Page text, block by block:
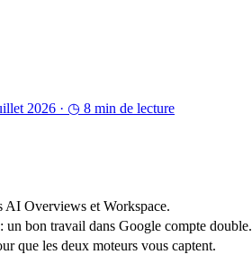
2026 · ◷ 8 min de lecture
AI Overviews et Workspace.
bon travail dans Google compte double.
que les deux moteurs vous captent.